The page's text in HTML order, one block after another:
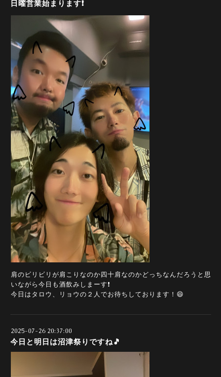
日曜営業始まります❗
肩のビリビリが肩こりなのか四十肩なのかどっちなんだろうと思
いながら今日も酒飲みしまーす❗
今日はタロウ、リョウの２人でお待ちしております！😄
2025-07-26 20:37:00
今日と明日は沼津祭りですね🎵